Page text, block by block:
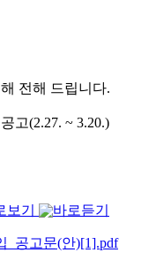
전해 드립니다.
고(2.27. ~ 3.20.)
_공고문(안)[1].pdf